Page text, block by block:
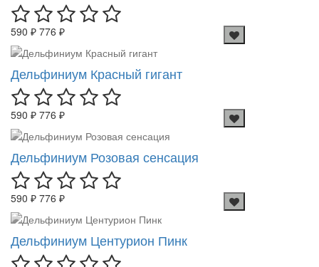
590 ₽ 776 ₽
Дельфиниум Красный гигант
590 ₽ 776 ₽
Дельфиниум Розовая сенсация
590 ₽ 776 ₽
Дельфиниум Центурион Пинк